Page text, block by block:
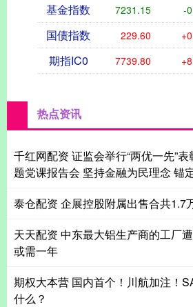
基金指数 7231.15 -
国债指数 229.60
期指IC0 7739.80
热点资讯
千红网配资 证监会举行“两优一先”
题党课报告会 坚持金融为民理念 锚
泰仓配资 企展控股附属出售合共1.7
天天配资 中东最大铝生产商的工厂
或需一年
期权大本营 国内首个！川航加注！
什么？